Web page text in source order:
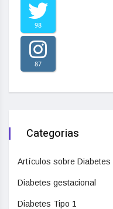
98
87
Categorias
Artículos sobre Diabetes
Diabetes gestacional
Diabetes Tipo 1